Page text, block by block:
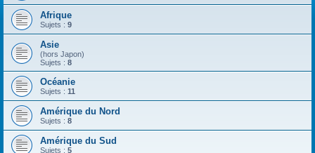
Afrique
Sujets : 9
Asie
(hors Japon)
Sujets : 8
Océanie
Sujets : 11
Amérique du Nord
Sujets : 8
Amérique du Sud
Sujets : 5